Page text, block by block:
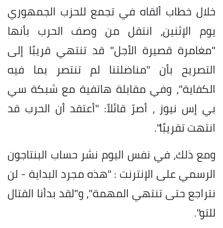
خلال خطاب ألقاه في تجمع للحزب الجمهوري
يوم الإثنين، انتقل من وصف الحرب بأنها
"مغامرة قصيرة الأجل" قد تنتهي قريبًا إلى
التصريح بأن "مناضلتنا لم تنتصر بما فيه
الكفاية"، وفي مقابلة هاتفية مع شبكة سي
بي إس نيوز ، أصرّ قائلاً: "أعتقد أن الحرب قد
انتهت تقريبًا".
ومع ذلك، في نفس اليوم نشر حساب البنتاجون
الرسمي على الإنترنت : "هذه مجرد البداية - لن
نتراجع حتى تنتهي المهمة"، و"لقد بدأنا القتال
للتو".